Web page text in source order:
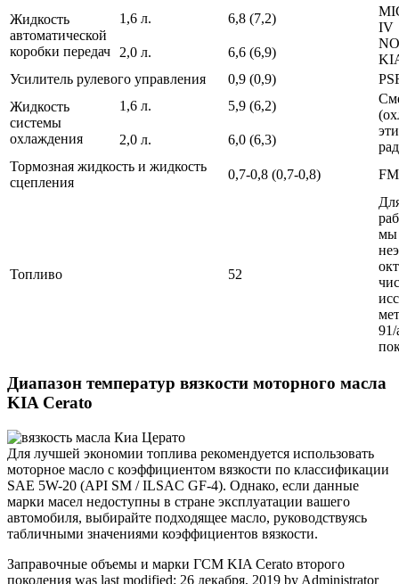
Жидкость
автоматической
коробки передач
1,6 л. 6,8 (7,2)
IV
2,0 л.
6,6 (6,9)
Усилитель рулевого управления
0,9 (0,9)
Жидкость
системы
охлаждения
1,6 л. 5,9 (6,2)
2,0 л.
6,0 (6,3)
Тормозная жидкость и жидкость
сцепления
0,7-0,8 (0,7-0,8)
Топливо 52
мы
Диапазон температур вязкости моторного масла
KIA Cerato
Для лучшей экономии топлива рекомендуется использовать
моторное масло с коэффициентом вязкости по классификации
SAE 5W-20 (API SM / ILSAC GF-4). Однако, если данные
марки масел недоступны в стране эксплуатации вашего
автомобиля, выбирайте подходящее масло, руководствуясь
табличными значениями коэффициентов вязкости.
Заправочные объемы и марки ГСМ KIA Cerato второго
поколения was last modified: 26 декабря, 2019 by Administrator